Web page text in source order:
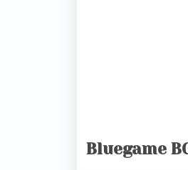
Bluegame